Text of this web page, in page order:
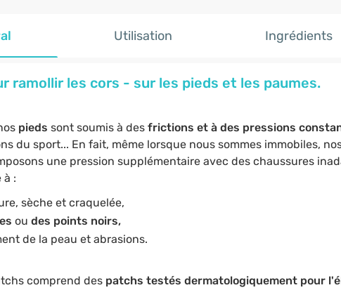
Utilisation Ingrédients
ramollir les cors - sur les pieds et les paumes.
pieds sont soumis à des frictions et à des pressions
du sport... En fait, même lorsque nous sommes immobiles,
une pression supplémentaire avec des chaussures
à :
sèche et craquelée,
ou des points noirs,
de la peau et abrasions.
comprend des patchs testés dermatologiquement pour